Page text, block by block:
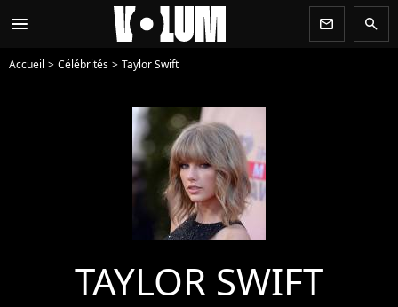
menu newsletter search
Accueil Célébrités Taylor Swift
TAYLOR SWIFT